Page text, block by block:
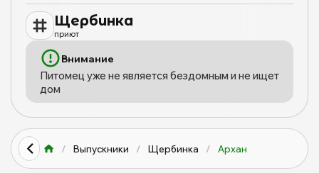
Щербинка
приют
Внимание
Питомец уже не является бездомным и не ищет
дом
/ Выпускники / Щербинка / Архан